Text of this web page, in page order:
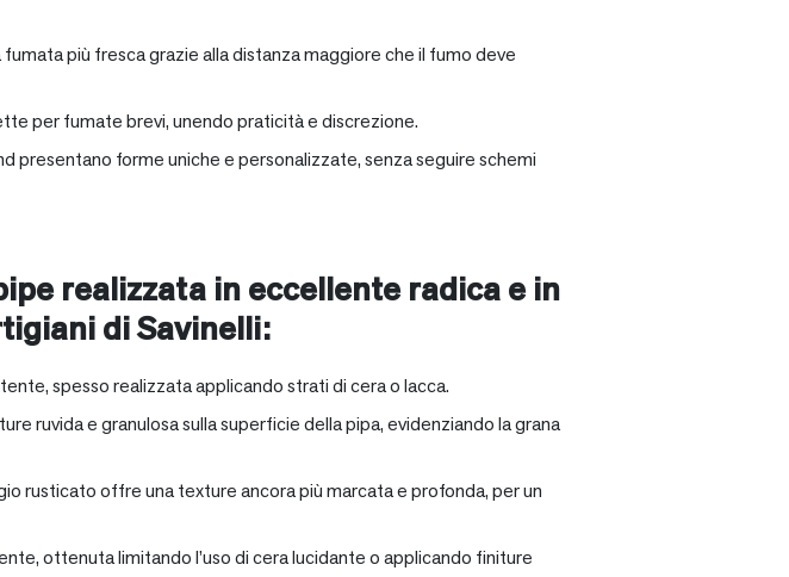
più fresca grazie alla distanza maggiore che il fumo deve
per fumate brevi, unendo praticità e discrezione.
presentano forme uniche e personalizzate, senza seguire schemi
realizzata in eccellente radica e in
di Savinelli:
spesso realizzata applicando strati di cera o lacca.
ruvida e granulosa sulla superficie della pipa, evidenziando la grana
rusticato offre una texture ancora più marcata e profonda, per un
ottenuta limitando l’uso di cera lucidante o applicando finiture